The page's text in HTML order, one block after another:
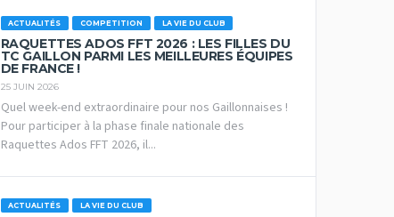
ACTUALITÉS COMPETITION LA VIE DU CLUB
RAQUETTES ADOS FFT 2026 : LES FILLES DU
TC GAILLON PARMI LES MEILLEURES ÉQUIPES
DE FRANCE !
25 JUIN 2026
Quel week-end extraordinaire pour nos Gaillonnaises !
Pour participer à la phase finale nationale des
Raquettes Ados FFT 2026, il...
ACTUALITÉS LA VIE DU CLUB